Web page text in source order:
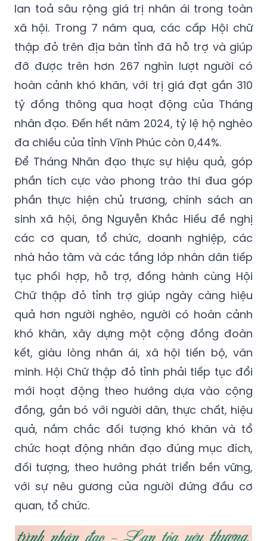
lan toả sâu rộng giá trị nhân ái trong toàn
xã hội. Trong 7 năm qua, các cấp Hội chữ
thập đỏ trên địa bàn tỉnh đã hỗ trợ và giúp
đỡ được trên hơn 267 nghìn lượt người có
hoàn cảnh khó khăn, với trị giá đạt gần 310
tỷ đồng thông qua hoạt động của Tháng
nhân đạo. Đến hết năm 2024, tỷ lệ hộ nghèo
đa chiều của tỉnh Vĩnh Phúc còn 0,44%.
Để Tháng Nhân đạo thực sự hiệu quả, góp
phần tích cực vào phong trào thi đua góp
phần thực hiện chủ trương, chính sách an
sinh xã hội, ông Nguyễn Khắc Hiếu đề nghị
các cơ quan, tổ chức, doanh nghiệp, các
nhà hảo tâm và các tầng lớp nhân dân tiếp
tục phối hợp, hỗ trợ, đồng hành cùng Hội
Chữ thập đỏ tỉnh trợ giúp ngày càng hiệu
quả hơn người nghèo, người có hoàn cảnh
khó khăn, xây dựng một cộng đồng đoàn
kết, giàu lòng nhân ái, xã hội tiến bộ, văn
minh. Hội Chữ thập đỏ tỉnh phải tiếp tục đổi
mới hoạt động theo hướng dựa vào cộng
đồng, gắn bó với người dân, thực chất, hiệu
quả, nắm chắc đối tượng khó khăn và tổ
chức hoạt động nhân đạo đúng mục đích,
đối tượng, theo hướng phát triển bền vững,
với sự nêu gương của người đứng đầu cơ
quan, tổ chức.